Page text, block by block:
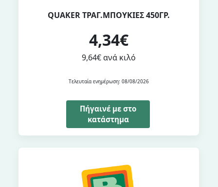
QUAKER ΤΡΑΓ.ΜΠΟΥΚΙΕΣ 450ΓΡ.
4,34€
9,64€ ανά κιλό
Τελευταία ενημέρωση: 08/08/2026
Πήγαινέ με στο
κατάστημα